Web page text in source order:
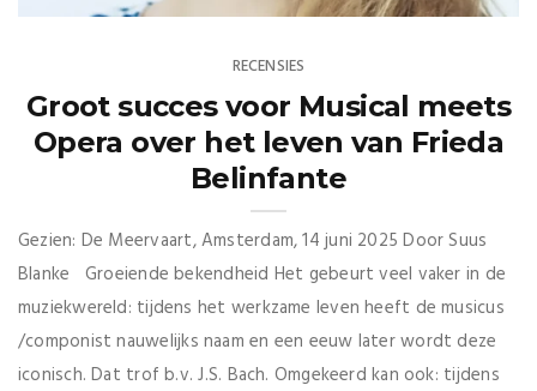
RECENSIES
Groot succes voor Musical meets
Opera over het leven van Frieda
Belinfante
Gezien: De Meervaart, Amsterdam, 14 juni 2025 Door Suus
Blanke Groeiende bekendheid Het gebeurt veel vaker in de
muziekwereld: tijdens het werkzame leven heeft de musicus
/componist nauwelijks naam en een eeuw later wordt deze
iconisch. Dat trof b.v. J.S. Bach. Omgekeerd kan ook: tijdens